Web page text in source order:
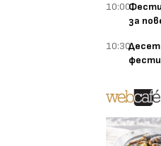
10:00
за
10:30Десет